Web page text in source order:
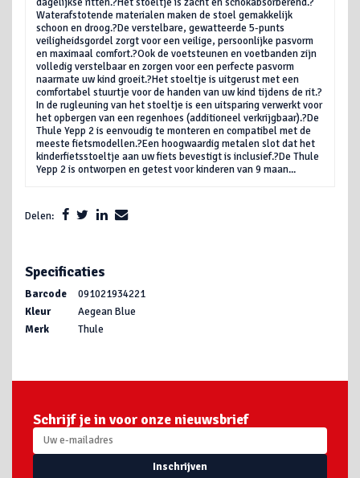
dagelijkse ritten.?Het stoeltje is zacht en schokabsorberend.?
Waterafstotende materialen maken de stoel gemakkelijk
schoon en droog.?De verstelbare, gewatteerde 5-punts
veiligheidsgordel zorgt voor een veilige, persoonlijke pasvorm
en maximaal comfort.?Ook de voetsteunen en voetbanden zijn
volledig verstelbaar en zorgen voor een perfecte pasvorm
naarmate uw kind groeit.?Het stoeltje is uitgerust met een
comfortabel stuurtje voor de handen van uw kind tijdens de rit.?
In de rugleuning van het stoeltje is een uitsparing verwerkt voor
het opbergen van een regenhoes (additioneel verkrijgbaar).?De
Thule Yepp 2 is eenvoudig te monteren en compatibel met de
meeste fietsmodellen.?Een hoogwaardig metalen slot dat het
kinderfietsstoeltje aan uw fiets bevestigt is inclusief.?De Thule
Yepp 2 is ontworpen en getest voor kinderen van 9 maan...
Delen:
Specificaties
Barcode
091021934221
Kleur
Aegean Blue
Merk
Thule
Schrijf je in voor onze nieuwsbrief
Inschrijven